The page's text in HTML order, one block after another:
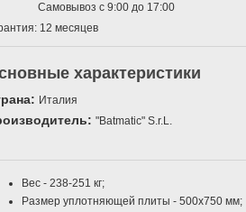
Самовывоз с 9:00 до 17:00
12 месяцев
характеристики
Италия
"Batmatic" S.r.L.
Вес - 238-251 кг;
Размер уплотняющей плиты - 500х750 мм;